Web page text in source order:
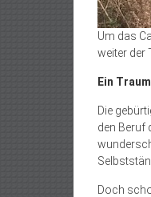
Um das
weiter der
Ein
Die
den Beruf
Doch